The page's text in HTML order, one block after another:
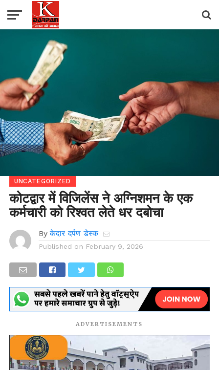
UNCATEGORIZED
कोटद्वार में विजिलेंस ने अग्निशमन के एक
कर्मचारी को रिश्वत लेते धर दबोचा
By केदार दर्पण डेस्क
Published on February 9, 2026
ADVERTISEMENTS